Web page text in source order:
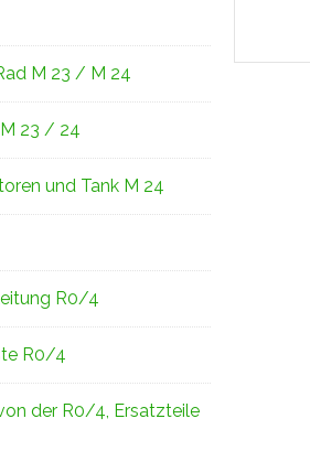
M 23 / M 24
23 / 24
und Tank M 24
R0/4
R0/4
der R0/4, Ersatzteile